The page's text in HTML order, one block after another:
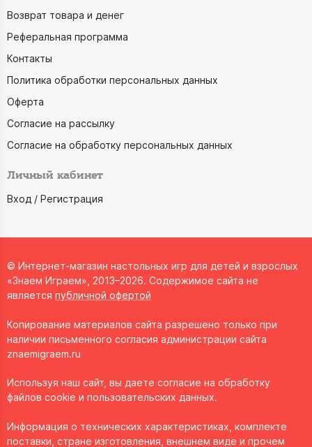
Возврат товара и денег
Реферальная программа
Контакты
Политика обработки персональных данных
Оферта
Согласие на рассылку
Согласие на обработку персональных данных
Личный кабинет
Вход / Регистрация
© Интернет-магазин настольных игр для детей и взрослых
«Знаем Играем», 2013–2026. Содержимое сайта не
является публичной офертой
Копирование материалов сайта разрешено только при
наличии письменного согласия администрации сайта
znaemigraem.ru
Используя наш сайт, вы даете согласие на обработку
файлов cookie и пользовательских данных.
Информация о технических характеристиках, комплекте
поставки, стране изготовления, внешнем виде и прочем